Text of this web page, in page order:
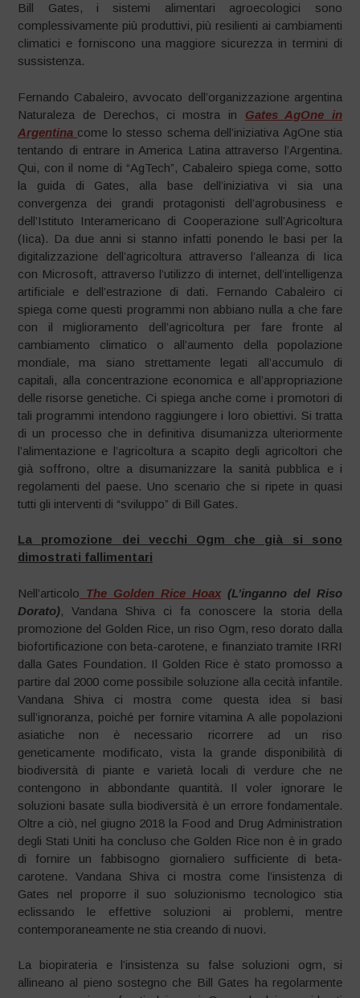
Bill Gates, i sistemi alimentari agroecologici sono
complessivamente più produttivi, più resilienti ai cambiamenti
climatici e forniscono una maggiore sicurezza in termini di
sussistenza.
Fernando Cabaleiro, avvocato dell’organizzazione argentina
Naturaleza de Derechos, ci mostra in Gates AgOne in
Argentina come lo stesso schema dell’iniziativa AgOne stia
tentando di entrare in America Latina attraverso l’Argentina.
Qui, con il nome di “AgTech”, Cabaleiro spiega come, sotto
la guida di Gates, alla base dell’iniziativa vi sia una
convergenza dei grandi protagonisti dell’agrobusiness e
dell’Istituto Interamericano di Cooperazione sull’Agricoltura
(Iica). Da due anni si stanno infatti ponendo le basi per la
digitalizzazione dell’agricoltura attraverso l’alleanza di Iica
con Microsoft, attraverso l’utilizzo di internet, dell’intelligenza
artificiale e dell’estrazione di dati. Fernando Cabaleiro ci
spiega come questi programmi non abbiano nulla a che fare
con il miglioramento dell’agricoltura per fare fronte al
cambiamento climatico o all’aumento della popolazione
mondiale, ma siano strettamente legati all’accumulo di
capitali, alla concentrazione economica e all’appropriazione
delle risorse genetiche. Ci spiega anche come i promotori di
tali programmi intendono raggiungere i loro obiettivi. Si tratta
di un processo che in definitiva disumanizza ulteriormente
l’alimentazione e l’agricoltura a scapito degli agricoltori che
già soffrono, oltre a disumanizzare la sanità pubblica e i
regolamenti del paese. Uno scenario che si ripete in quasi
tutti gli interventi di “sviluppo” di Bill Gates.
La promozione dei vecchi Ogm che già si sono
dimostrati fallimentari
Nell’articolo The Golden Rice Hoax(L’inganno del Riso
Dorato), Vandana Shiva ci fa conoscere la storia della
promozione del Golden Rice, un riso Ogm, reso dorato dalla
biofortificazione con beta-carotene, e finanziato tramite IRRI
dalla Gates Foundation. Il Golden Rice è stato promosso a
partire dal 2000 come possibile soluzione alla cecità infantile.
Vandana Shiva ci mostra come questa idea si basi
sull’ignoranza, poiché per fornire vitamina A alle popolazioni
asiatiche non è necessario ricorrere ad un riso
geneticamente modificato, vista la grande disponibilità di
biodiversità di piante e varietà locali di verdure che ne
contengono in abbondante quantità. Il voler ignorare le
soluzioni basate sulla biodiversità è un errore fondamentale.
Oltre a ciò, nel giugno 2018 la Food and Drug Administration
degli Stati Uniti ha concluso che Golden Rice non è in grado
di fornire un fabbisogno giornaliero sufficiente di beta-
carotene. Vandana Shiva ci mostra come l’insistenza di
Gates nel proporre il suo soluzionismo tecnologico stia
eclissando le effettive soluzioni ai problemi, mentre
contemporaneamente ne stia creando di nuovi.
La biopirateria e l’insistenza su false soluzioni ogm, si
allineano al pieno sostegno che Bill Gates ha regolarmente